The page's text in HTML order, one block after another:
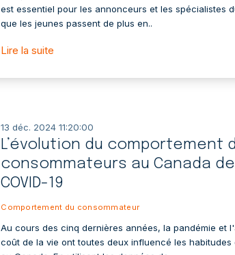
est essentiel pour les annonceurs et les spécialistes
que les jeunes passent de plus en..
Lire la suite
13 déc. 2024 11:20:00
L’évolution du comportement
consommateurs au Canada
COVID-19
Comportement du consommateur
Au cours des cinq dernières années, la pandémie et
coût de la vie ont toutes deux influencé les habitudes